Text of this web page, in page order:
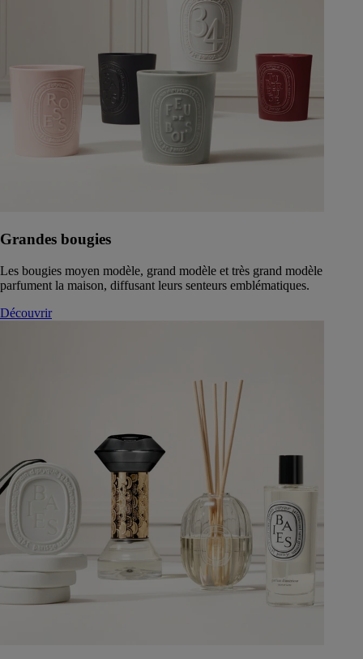
Grandes bougies
Les bougies moyen modèle, grand modèle et très grand modèle
parfument la maison, diffusant leurs senteurs emblématiques.
Découvrir